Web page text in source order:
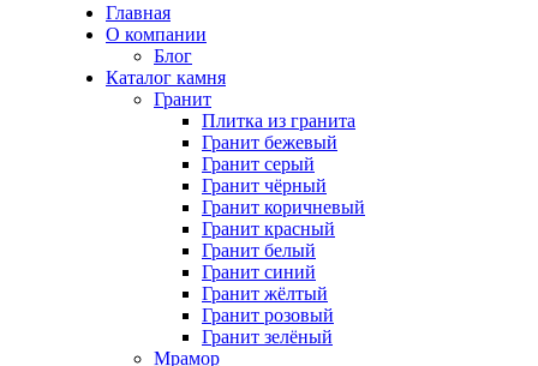
Главная
О компании
Блог
Каталог камня
Гранит
Плитка из гранита
Гранит бежевый
Гранит серый
Гранит чёрный
Гранит коричневый
Гранит красный
Гранит белый
Гранит синий
Гранит жёлтый
Гранит розовый
Гранит зелёный
Мрамор